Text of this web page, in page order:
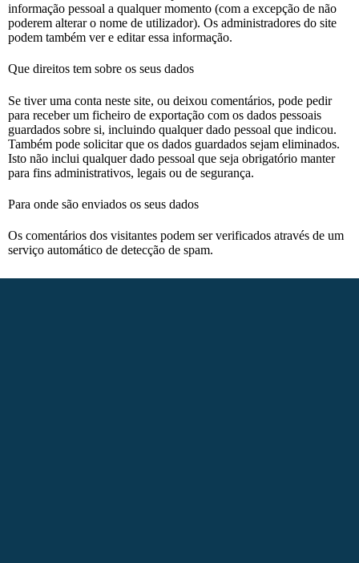
informação pessoal a qualquer momento (com a excepção de não
poderem alterar o nome de utilizador). Os administradores do site
podem também ver e editar essa informação.
Que direitos tem sobre os seus dados
Se tiver uma conta neste site, ou deixou comentários, pode pedir
para receber um ficheiro de exportação com os dados pessoais
guardados sobre si, incluindo qualquer dado pessoal que indicou.
Também pode solicitar que os dados guardados sejam eliminados.
Isto não inclui qualquer dado pessoal que seja obrigatório manter
para fins administrativos, legais ou de segurança.
Para onde são enviados os seus dados
Os comentários dos visitantes podem ser verificados através de um
serviço automático de detecção de spam.